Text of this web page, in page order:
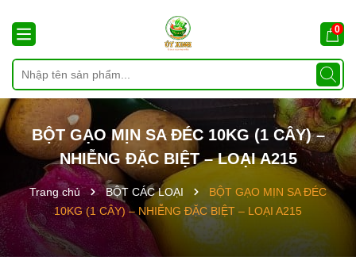
0
BỘT GẠO MỊN SA ĐÉC 10KG (1 CÂY) –
NHIỄNG ĐẶC BIỆT – LOẠI A215
Trang chủ BỘT CÁC LOẠI
BỘT GẠO MỊN SA ĐÉC
10KG (1 CÂY) – NHIỄNG ĐẶC BIỆT – LOẠI A215